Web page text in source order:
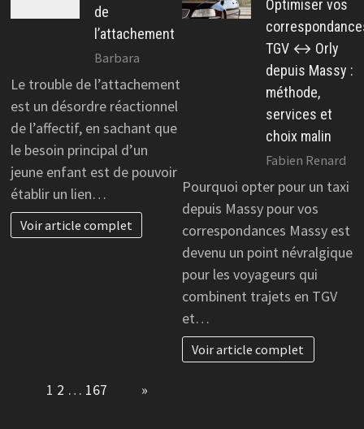
de
l’attachement
Barbara
Le trouble de l’attachement
est un désordre réactionnel
de l’affectif, en sachant que
le besoin principal d’un
jeune enfant est de pouvoir
établir un lien…
Voir article complet
Optimiser vos
TGV ↔ Orly
depuis Massy :
méthode,
services et
choix malin
Fabien Renard
Pourquoi opter pour un taxi
depuis Massy pour vos
correspondances Massy est
devenu un point névralgique
pour les voyageurs qui
combinent trajets en TGV
et…
Voir article complet
1 2 … 167 »